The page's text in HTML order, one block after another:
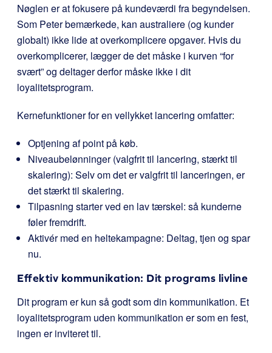
Nøglen er at fokusere på kundeværdi fra begyndelsen.
Som Peter bemærkede, kan australiere (og kunder
globalt) ikke lide at overkomplicere opgaver. Hvis du
overkomplicerer, lægger de det måske i kurven “for
svært” og deltager derfor måske ikke i dit
loyalitetsprogram.
Kernefunktioner for en vellykket lancering omfatter:
Optjening af point på køb.
Niveaubelønninger (valgfrit til lancering, stærkt til
skalering): Selv om det er valgfrit til lanceringen, er
det stærkt til skalering.
Tilpasning starter ved en lav tærskel: så kunderne
føler fremdrift.
Aktivér med en heltekampagne: Deltag, tjen og spar
nu.
Effektiv kommunikation: Dit programs livline
Dit program er kun så godt som din kommunikation. Et
loyalitetsprogram uden kommunikation er som en fest,
ingen er inviteret til.